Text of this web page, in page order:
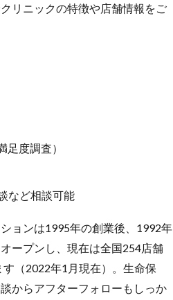
リニックの特徴や店舗情報をご
度調査）
など相談可能
ョンは1995年の創業後、1992年
ープンし、現在は全国254店舗
す（2022年1月現在）。生命保
からアフターフォローもしっか